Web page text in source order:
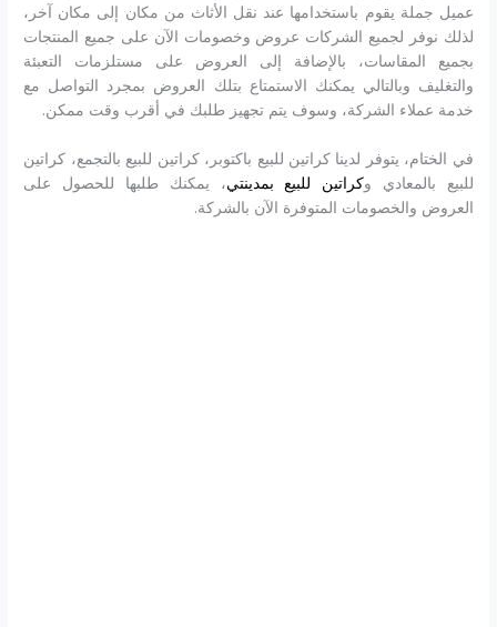
عميل جملة يقوم باستخدامها عند نقل الأثاث من مكان إلى مكان آخر،
لذلك نوفر لجميع الشركات عروض وخصومات الآن على جميع المنتجات
بجميع المقاسات، بالإضافة إلى العروض على مستلزمات التعبئة
والتغليف وبالتالي يمكنك الاستمتاع بتلك العروض بمجرد التواصل مع
خدمة عملاء الشركة، وسوف يتم تجهيز طلبك في أقرب وقت ممكن.
في الختام، يتوفر لدينا كراتين للبيع باكتوبر، كراتين للبيع بالتجمع، كراتين
للبيع بالمعادي وكراتين للبيع بمدينتي، يمكنك طلبها للحصول على
العروض والخصومات المتوفرة الآن بالشركة.